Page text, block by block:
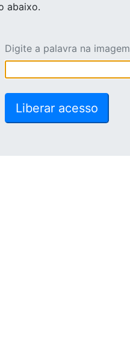
abaixo.
Digite a palavra na